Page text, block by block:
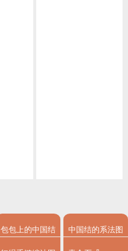
包包上的中国结 中国结的系法图